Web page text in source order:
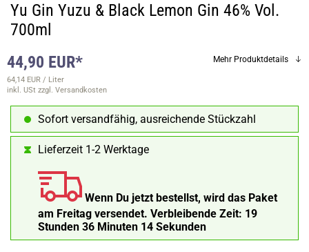
Yu Gin Yuzu & Black Lemon Gin 46% Vol.
700ml
44,90 EUR*
64,14 EUR / Liter
inkl. USt zzgl. Versandkosten
Mehr Produktdetails
Sofort versandfähig, ausreichende Stückzahl
Lieferzeit 1-2 Werktage
Wenn Du jetzt bestellst, wird das Paket
am Freitag versendet. Verbleibende Zeit: 19
Stunden 36 Minuten 14 Sekunden